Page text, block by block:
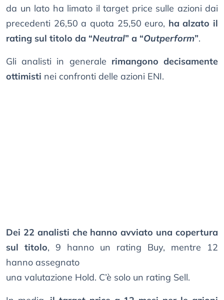
da un lato ha limato il target price sulle azioni dai
precedenti 26,50 a quota 25,50 euro, ha alzato il
rating sul titolo da “Neutral” a “Outperform”.
Gli analisti in generale rimangono decisamente
ottimisti nei confronti delle azioni ENI.
Dei 22 analisti che hanno avviato una copertura
sul titolo, 9 hanno un rating Buy, mentre 12
hanno assegnato
una valutazione Hold. C’è solo un rating Sell.